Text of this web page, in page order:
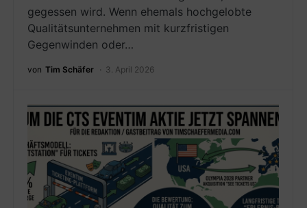
gegessen wird. Wenn ehemals hochgelobte
Qualitätsunternehmen mit kurzfristigen
Gegenwinden oder…
von Tim Schäfer 3. April 2026